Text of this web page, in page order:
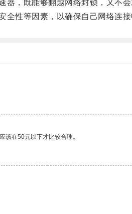
，既能够翻越网络封锁，又不会
性等因素，以确保自己网络连接
该在50元以下才比较合理。